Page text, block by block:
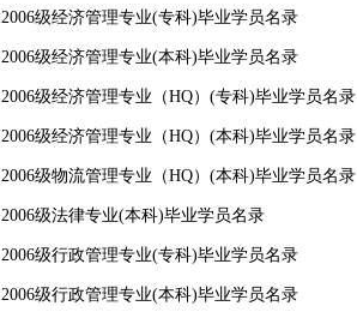
2006级经济管理专业(专科)毕业学员名录
2006级经济管理专业(本科)毕业学员名录
2006级经济管理专业（HQ）(专科)毕业学员名录
2006级经济管理专业（HQ）(本科)毕业学员名录
2006级物流管理专业（HQ）(本科)毕业学员名录
2006级法律专业(本科)毕业学员名录
2006级行政管理专业(专科)毕业学员名录
2006级行政管理专业(本科)毕业学员名录